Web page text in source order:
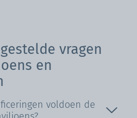
vragen
en
voldoen de